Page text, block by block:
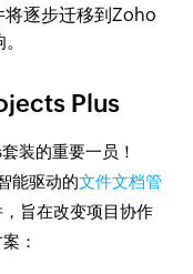
将逐步迁移到Zoho
Plus
装的重要一员！
能驱动的文件文档管
旨在改变项目协作
：